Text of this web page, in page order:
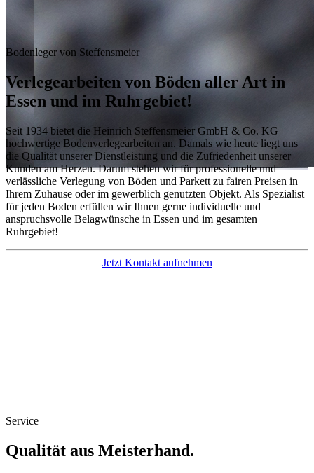
Bodenleger von Steffensmeier
Verlegearbeiten von Böden aller Art in
Essen und im Ruhrgebiet!
Seit 1934 bietet die Heinrich Steffensmeier GmbH & Co. KG
hochwertige Bodenverlegearbeiten an. Damals wie heute liegt uns
die Qualität unserer Dienstleistung und die Zufriedenheit unserer
Kunden am Herzen. Darum stehen wir für professionelle und
verlässliche Verlegung von Böden und Parkett zu fairen Preisen in
Ihrem Zuhause oder im gewerblich genutzten Objekt. Als Spezialist
für jeden Boden erfüllen wir Ihnen gerne individuelle und
anspruchsvolle Belagwünsche in Essen und im gesamten
Ruhrgebiet!
Jetzt Kontakt aufnehmen
Service
Qualität aus Meisterhand.